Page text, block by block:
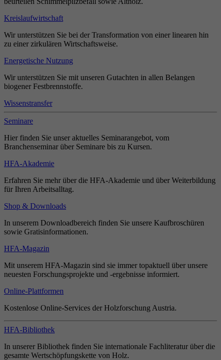
Kreislaufwirtschaft
Wir unterstützen Sie bei der Transformation von einer linearen hin
zu einer zirkulären Wirtschaftsweise.
Energetische Nutzung
Wir unterstützen Sie mit unseren Gutachten in allen Belangen
biogener Festbrennstoffe.
Wissenstransfer
Seminare
Hier finden Sie unser aktuelles Seminarangebot, vom
Branchenseminar über Seminare bis zu Kursen.
HFA-Akademie
Erfahren Sie mehr über die HFA-Akademie und über Weiterbildung
für Ihren Arbeitsalltag.
Shop & Downloads
In unserem Downloadbereich finden Sie unsere Kaufbroschüren
sowie Gratisinformationen.
HFA-Magazin
Mit unserem HFA-Magazin sind sie immer topaktuell über unsere
neuesten Forschungsprojekte und -ergebnisse informiert.
Online-Plattformen
Kostenlose Online-Services der Holzforschung Austria.
HFA-Bibliothek
In unserer Bibliothek finden Sie internationale Fachliteratur über die
gesamte Wertschöpfungskette von Holz.